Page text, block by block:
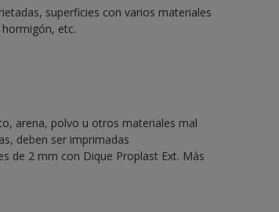
superficies con varios materiales
etc.
arena, polvo u otros materiales mal
deben ser imprimadas
de 2 mm con Dique Proplast Ext. Más